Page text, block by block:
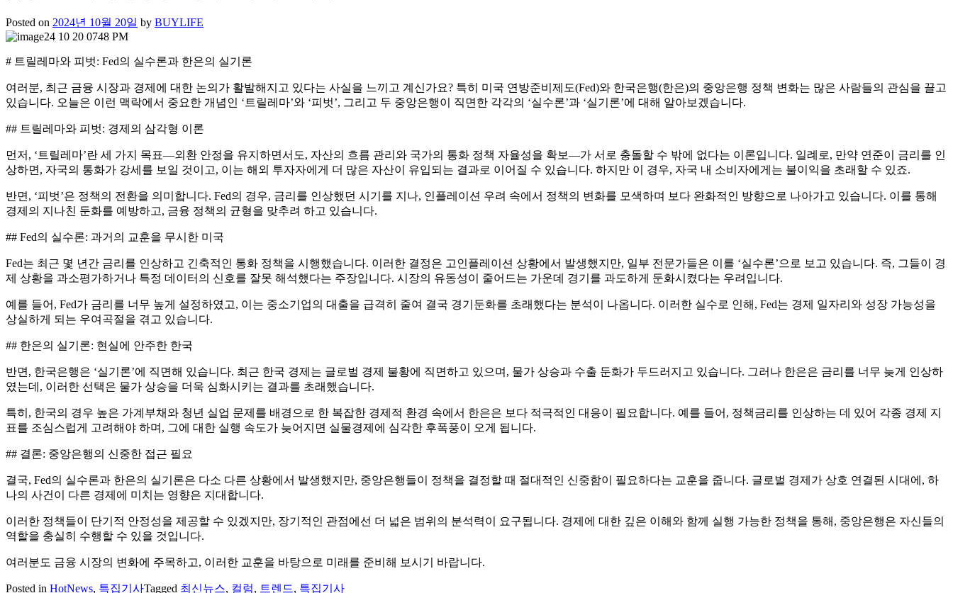
Posted on 2024년 10월 20일 by BUYLIFE
# 트릴레마와 피벗: Fed의 실수론과 한은의 실기론
여러분, 최근 금융 시장과 경제에 대한 논의가 활발해지고 있다는 사실을 느끼고 계신가요? 특히 미국 연방준비제도(Fed)와 한국은행(한은)의 중앙은행 정책 변화는 많은 사람들의 관심을 끌고
있습니다. 오늘은 이런 맥락에서 중요한 개념인 ‘트릴레마’와 ‘피벗’, 그리고 두 중앙은행이 직면한 각각의 ‘실수론’과 ‘실기론’에 대해 알아보겠습니다.
## 트릴레마와 피벗: 경제의 삼각형 이론
먼저, ‘트릴레마’란 세 가지 목표—외환 안정을 유지하면서도, 자산의 흐름 관리와 국가의 통화 정책 자율성을 확보—가 서로 충돌할 수 밖에 없다는 이론입니다. 일례로, 만약 연준이 금리를 인
상하면, 자국의 통화가 강세를 보일 것이고, 이는 해외 투자자에게 더 많은 자산이 유입되는 결과로 이어질 수 있습니다. 하지만 이 경우, 자국 내 소비자에게는 불이익을 초래할 수 있죠.
반면, ‘피벗’은 정책의 전환을 의미합니다. Fed의 경우, 금리를 인상했던 시기를 지나, 인플레이션 우려 속에서 정책의 변화를 모색하며 보다 완화적인 방향으로 나아가고 있습니다. 이를 통해
경제의 지나친 둔화를 예방하고, 금융 정책의 균형을 맞추려 하고 있습니다.
## Fed의 실수론: 과거의 교훈을 무시한 미국
Fed는 최근 몇 년간 금리를 인상하고 긴축적인 통화 정책을 시행했습니다. 이러한 결정은 고인플레이션 상황에서 발생했지만, 일부 전문가들은 이를 ‘실수론’으로 보고 있습니다. 즉, 그들이 경
제 상황을 과소평가하거나 특정 데이터의 신호를 잘못 해석했다는 주장입니다. 시장의 유동성이 줄어드는 가운데 경기를 과도하게 둔화시켰다는 우려입니다.
예를 들어, Fed가 금리를 너무 높게 설정하였고, 이는 중소기업의 대출을 급격히 줄여 결국 경기둔화를 초래했다는 분석이 나옵니다. 이러한 실수로 인해, Fed는 경제 일자리와 성장 가능성을
상실하게 되는 우여곡절을 겪고 있습니다.
## 한은의 실기론: 현실에 안주한 한국
반면, 한국은행은 ‘실기론’에 직면해 있습니다. 최근 한국 경제는 글로벌 경제 불황에 직면하고 있으며, 물가 상승과 수출 둔화가 두드러지고 있습니다. 그러나 한은은 금리를 너무 늦게 인상하
였는데, 이러한 선택은 물가 상승을 더욱 심화시키는 결과를 초래했습니다.
특히, 한국의 경우 높은 가계부채와 청년 실업 문제를 배경으로 한 복잡한 경제적 환경 속에서 한은은 보다 적극적인 대응이 필요합니다. 예를 들어, 정책금리를 인상하는 데 있어 각종 경제 지
표를 조심스럽게 고려해야 하며, 그에 대한 실행 속도가 늦어지면 실물경제에 심각한 후폭풍이 오게 됩니다.
## 결론: 중앙은행의 신중한 접근 필요
결국, Fed의 실수론과 한은의 실기론은 다소 다른 상황에서 발생했지만, 중앙은행들이 정책을 결정할 때 절대적인 신중함이 필요하다는 교훈을 줍니다. 글로벌 경제가 상호 연결된 시대에, 하
나의 사건이 다른 경제에 미치는 영향은 지대합니다.
이러한 정책들이 단기적 안정성을 제공할 수 있겠지만, 장기적인 관점에선 더 넓은 범위의 분석력이 요구됩니다. 경제에 대한 깊은 이해와 함께 실행 가능한 정책을 통해, 중앙은행은 자신들의
역할을 충실히 수행할 수 있을 것입니다.
여러분도 금융 시장의 변화에 주목하고, 이러한 교훈을 바탕으로 미래를 준비해 보시기 바랍니다.
Posted in HotNews, 특집기사Tagged 최신뉴스, 컬럼, 트렌드, 특집기사